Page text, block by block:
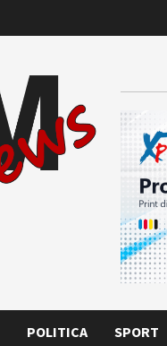
POLITICA SPORT